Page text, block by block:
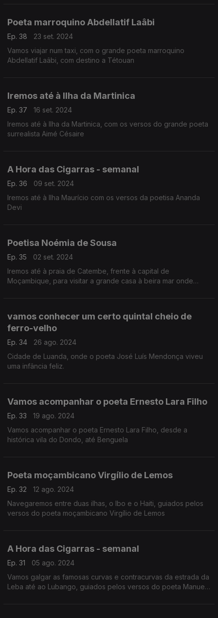
Poeta marroquino Abdellatif Laâbi
Ep. 38
23 set. 2024
Vamos viajar num taxi, com o grande poeta marroquino
Abdellatif Laâbi, com destino a Tétouan
Iremos até à Ilha da Martinica
Ep. 37
16 set. 2024
Iremos até à Ilha da Martinica, com os versos do grande poeta
surrealista Aimé Césaire
A Hora das Cigarras - semanal
Ep. 36
09 set. 2024
Iremos até à Ilha Maurício com os versos da poetisa Ananda
Devi
Poetisa Noémia de Sousa
Ep. 35
02 set. 2024
Iremos até à praia de Catembe, frente à capital de
Moçambique, para visitar a grande casa à beira mar onde
vamos conhecer um certo quintal cheio de
ferro-velho
Ep. 34
26 ago. 2024
Cidade de Luanda, onde o poeta José Luís Mendonça viveu
uma infância feliz.
Vamos acompanhar o poeta Ernesto Lara Filho
Ep. 33
19 ago. 2024
Vamos acompanhar o poeta Ernesto Lara Filho, desde a
histórica vila do Dondo, até Benguela
Poeta moçambicano Virgílio de Lemos
Ep. 32
12 ago. 2024
Navegaremos entre duas ilhas, o Ibo e o Haiti, guiados pelos
versos do poeta moçambicano Virgílio de Lemos
A Hora das Cigarras - semanal
Ep. 31
05 ago. 2024
Vamos galgar as famosas curvas e contracurvas da estrada da
Leba até ao Lubango, guiados pelos versos do poeta Manuel